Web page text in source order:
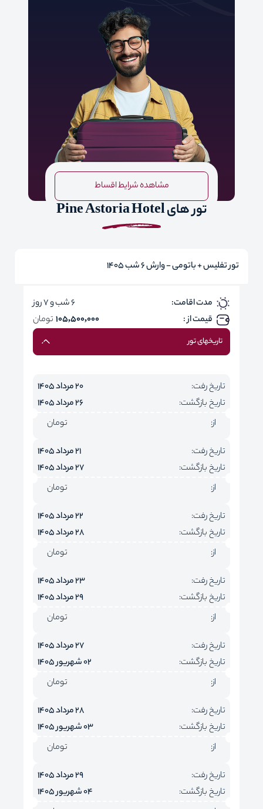
مشاهده شرایط اقساط
تور های Pine Astoria Hotel
تور تفلیس + باتومی - وارش 6 شب 1405
مدت اقامت:
6 شب و 7 روز
قیمت از :
105,500,000 تومان
تاریخهای تور
تاریخ رفت:
20 مرداد 1405
تاریخ بازگشت:
26 مرداد 1405
از:
تومان
تاریخ رفت:
21 مرداد 1405
تاریخ بازگشت:
27 مرداد 1405
از:
تومان
تاریخ رفت:
22 مرداد 1405
تاریخ بازگشت:
28 مرداد 1405
از:
تومان
تاریخ رفت:
23 مرداد 1405
تاریخ بازگشت:
29 مرداد 1405
از:
تومان
تاریخ رفت:
27 مرداد 1405
تاریخ بازگشت:
02 شهریور 1405
از:
تومان
تاریخ رفت:
28 مرداد 1405
تاریخ بازگشت:
03 شهریور 1405
از:
تومان
تاریخ رفت:
29 مرداد 1405
تاریخ بازگشت:
04 شهریور 1405